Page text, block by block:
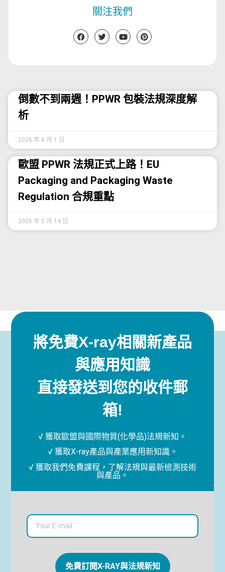
關注我們
倒數不到兩週！PPWR 包裝法規深度解
析
2026 年 8 月 1 日
歐盟 PPWR 法規正式上路！EU
Packaging and Packaging Waste
Regulation 合規重點
2026 年 5 月 14 日
將免費X-ray相關新產品
與應用知識
直接發送到您的收件郵
箱!
√ 獲取歐盟與國際物質(化學品)法規新知。
√ 獲取X-ray產品與產業應用新知識。
√ 獲取我們免費課程，了解法規與最新檢測技術
與產品。
免費訂閱X-RAY與法規新知